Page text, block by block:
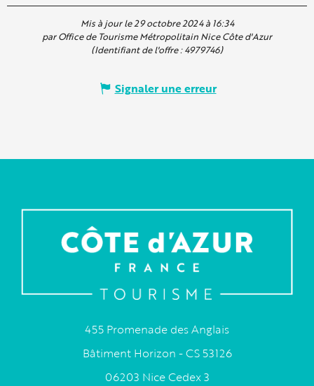
Mis à jour le 29 octobre 2024 à 16:34
par Office de Tourisme Métropolitain Nice Côte d'Azur
(Identifiant de l'offre :4979746)
Signaler une erreur
455 Promenade des Anglais
Bâtiment Horizon - CS 53126
06203 Nice Cedex 3